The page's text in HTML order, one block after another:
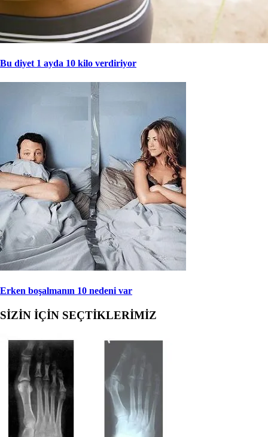
Bu diyet 1 ayda 10 kilo verdiriyor
Erken boşalmanın 10 nedeni var
SİZİN İÇİN SEÇTİKLERİMİZ